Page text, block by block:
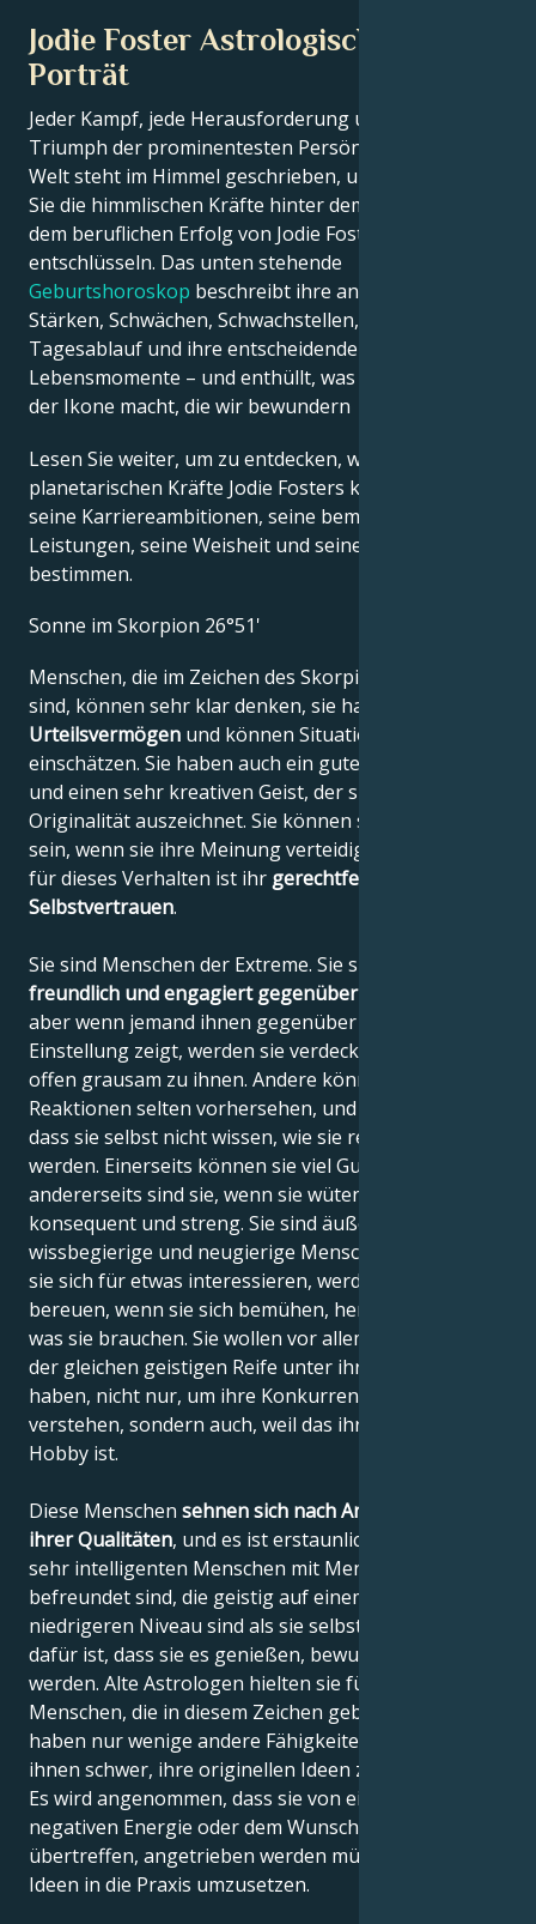
Jodie Foster Astrologisches
Porträt
Jeder Kampf, jede Herausforderung und jeder
Triumph der prominentesten Persönlichkeiten der
Welt steht im Himmel geschrieben, und jetzt können
Sie die himmlischen Kräfte hinter dem Charme und
dem beruflichen Erfolg von Jodie Foster
entschlüsseln. Das unten stehende
Geburtshoroskop beschreibt ihre angeborenen
Stärken, Schwächen, Schwachstellen, ihren
Tagesablauf und ihre entscheidenden
Lebensmomente – und enthüllt, was genau sie zu
der Ikone macht, die wir bewundern
Lesen Sie weiter, um zu entdecken, wie die
planetarischen Kräfte Jodie Fosters kreatives Genie,
seine Karriereambitionen, seine bemerkenswerten
Leistungen, seine Weisheit und seinen Witz
bestimmen.
Sonne im Skorpion 26°51'
Menschen, die im Zeichen des Skorpions geboren
sind, können sehr klar denken, sie haben ein
Urteilsvermögen und können Situationen sehr gut
einschätzen. Sie haben auch ein gutes Gedächtnis
und einen sehr kreativen Geist, der sich durch seine
Originalität auszeichnet. Sie können sehr hartnäckig
sein, wenn sie ihre Meinung verteidigen. Der Grund
für dieses Verhalten ist ihr gerechtfertigtes
Selbstvertrauen.
Sie sind Menschen der Extreme. Sie sind
freundlich und engagiert gegenüber ihren Freunden
aber wenn jemand ihnen gegenüber eine negative
Einstellung zeigt, werden sie verdeckt oder sogar
offen grausam zu ihnen. Andere können ihre
Reaktionen selten vorhersehen, und es ist möglich,
dass sie selbst nicht wissen, wie sie reagieren
werden. Einerseits können sie viel Gutes tun, aber
andererseits sind sie, wenn sie wütend sind, genauso
konsequent und streng. Sie sind äußerst
wissbegierige und neugierige Menschen, und wenn
sie sich für etwas interessieren, werden sie es nicht
bereuen, wenn sie sich bemühen, herauszufinden,
was sie brauchen. Sie wollen vor allem Menschen mit
der gleichen geistigen Reife unter ihrer Kontrolle
haben, nicht nur, um ihre Konkurrenz richtig zu
verstehen, sondern auch, weil das ihr besonderes
Hobby ist.
Diese Menschen sehnen sich nach Anerkennung
ihrer Qualitäten, und es ist erstaunlich, dass diese
sehr intelligenten Menschen mit Menschen
befreundet sind, die geistig auf einem viel
niedrigeren Niveau sind als sie selbst. Der Grund
dafür ist, dass sie es genießen, bewundert zu
werden. Alte Astrologen hielten sie für Genies, aber
Menschen, die in diesem Zeichen geboren sind,
haben nur wenige andere Fähigkeiten und es fällt
ihnen schwer, ihre originellen Ideen zu verwirklichen.
Es wird angenommen, dass sie von einer sehr
negativen Energie oder dem Wunsch, jemanden zu
übertreffen, angetrieben werden müssen, um ihre
Ideen in die Praxis umzusetzen.